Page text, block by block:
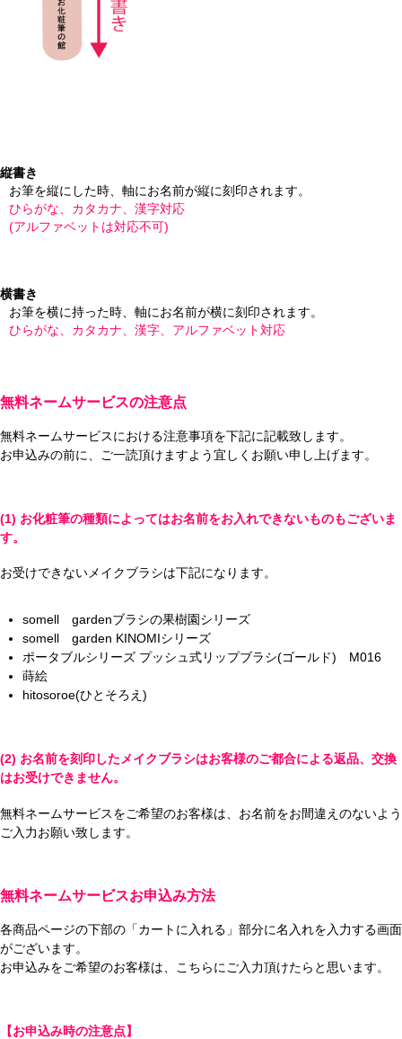
縦書き
お筆を縦にした時、軸にお名前が縦に刻印されます。
ひらがな、カタカナ、漢字対応
(アルファベットは対応不可)
横書き
お筆を横に持った時、軸にお名前が横に刻印されます。
ひらがな、カタカナ、漢字、アルファベット対応
無料ネームサービスの注意点
無料ネームサービスにおける注意事項を下記に記載致します。
お申込みの前に、ご一読頂けますよう宜しくお願い申し上げます。
(1) お化粧筆の種類によってはお名前をお入れできないものもございま
す。
お受けできないメイクブラシは下記になります。
somell gardenブラシの果樹園シリーズ
somell garden KINOMIシリーズ
ポータブルシリーズ プッシュ式リップブラシ(ゴールド) M016
蒔絵
hitosoroe(ひとそろえ)
(2) お名前を刻印したメイクブラシはお客様のご都合による返品、交換
はお受けできません。
無料ネームサービスをご希望のお客様は、お名前をお間違えのないよう
ご入力お願い致します。
無料ネームサービスお申込み方法
各商品ページの下部の「カートに入れる」部分に名入れを入力する画面
がございます。
お申込みをご希望のお客様は、こちらにご入力頂けたらと思います。
【お申込み時の注意点】